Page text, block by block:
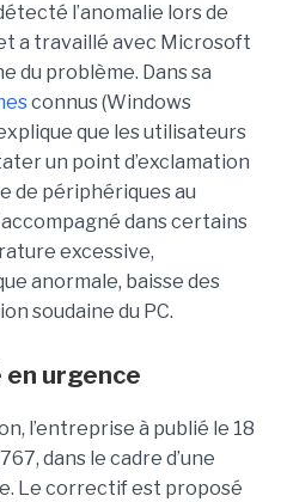
l’anomalie lors de
a travaillé avec Microsoft
du problème. Dans sa
connus (Windows
que les utilisateurs
un point d’exclamation
de périphériques au
dans certains
excessive,
anormale, baisse des
soudaine du PC.
urgence
l’entreprise à publié le 18
dans le cadre d’une
Le correctif est proposé